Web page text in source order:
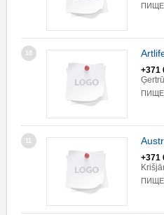
10
+371
11
+371